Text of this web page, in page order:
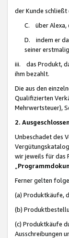
der Kunde
C. über Alexa,
D. indem er
seiner
iii. das Produkt,
ihm bezahlt.
Die aus den
Qualifizierten
Mehrwertsteuer),
2.
Unbeschadet des
wir jeweils für das
Ferner gelten
(a) Produktkäufe,
(b)
(c) Produktkäufe
Ausschreibungen